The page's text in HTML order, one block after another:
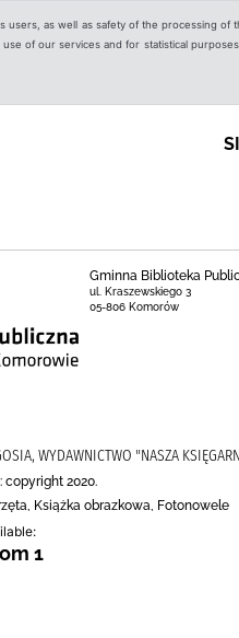
users, as well as safety of the processing
of our services and for statistical
Gminna Biblioteka
ul. Kraszewskiego 3
05-806 Komorów
WYDAWNICTWO "NASZA
copyright 2020.
Książka obrazkowa, Fotonowele
1